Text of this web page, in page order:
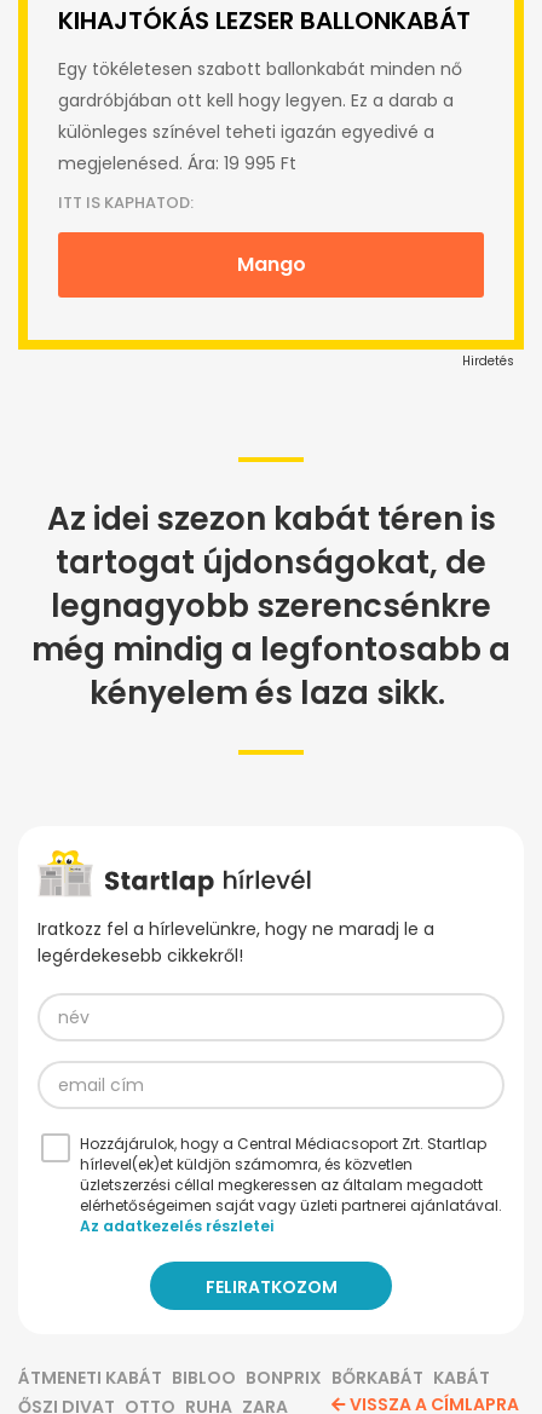
KIHAJTÓKÁS LEZSER BALLONKABÁT
Egy tökéletesen szabott ballonkabát minden nő
gardróbjában ott kell hogy legyen. Ez a darab a
különleges színével teheti igazán egyedivé a
megjelenésed. Ára: 19 995 Ft
ITT IS KAPHATOD:
Mango
Hirdetés
Az idei szezon kabát téren is
tartogat újdonságokat, de
legnagyobb szerencsénkre
még mindig a legfontosabb a
kényelem és laza sikk.
Iratkozz fel a hírlevelünkre, hogy ne maradj le a
legérdekesebb cikkekről!
Hozzájárulok, hogy a Central Médiacsoport Zrt. Startlap
hírlevel(ek)et küldjön számomra, és közvetlen
üzletszerzési céllal megkeressen az általam megadott
elérhetőségeimen saját vagy üzleti partnerei ajánlatával.
Az adatkezelés részletei
ÁTMENETI KABÁT BIBLOO BONPRIX BŐRKABÁT KABÁT
ŐSZI DIVAT OTTO RUHA ZARA VISSZA A CÍMLAPRA